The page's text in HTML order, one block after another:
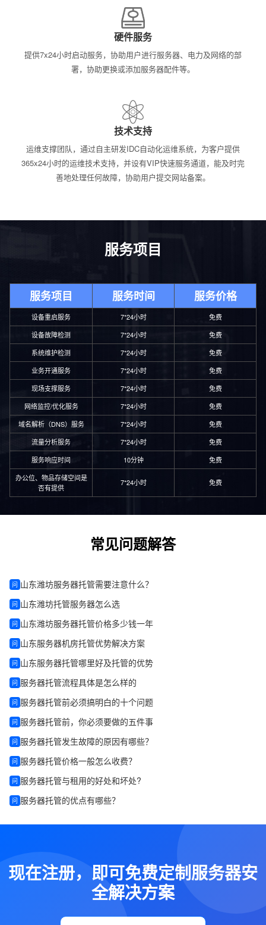
硬件服务
提供7x24小时启动服务，协助用户进行服务器、电力及网络的部
署，协助更换或添加服务器配件等。
技术支持
运维支撑团队，通过自主研发IDC自动化运维系统，为客户提供
365x24小时的运维技术支持，并设有VIP快速服务通道，能及时完
善地处理任何故障，协助用户提交网站备案。
服务项目
服务项目 服务时间 服务价格
设备重启服务 7*24小时
免费
设备故障检测
7*24小时
免费
系统维护检测
7*24小时
免费
业务开通服务
7*24小时
免费
现场支撑服务
7*24小时
免费
网络监控/优化服务
7*24小时
免费
域名解析（DNS）服务
7*24小时
免费
流量分析服务
7*24小时
免费
服务响应时间
10分钟
免费
办公位、物品存储空间是
否有提供
7*24小时 免费
常见问题解答
问 山东潍坊服务器托管需要注意什么？
问 山东潍坊托管服务器怎么选
问 山东潍坊服务器托管价格多少钱一年
问 山东服务器机房托管优势解决方案
问 山东服务器托管哪里好及托管的优势
问 服务器托管流程具体是怎么样的
问 服务器托管前必须搞明白的十个问题
问 服务器托管前，你必须要做的五件事
问 服务器托管发生故障的原因有哪些？
问 服务器托管价格一般怎么收费？
问 服务器托管与租用的好处和坏处?
问 服务器托管的优点有哪些？
现在注册，即可免费定制服务器安
全解决方案